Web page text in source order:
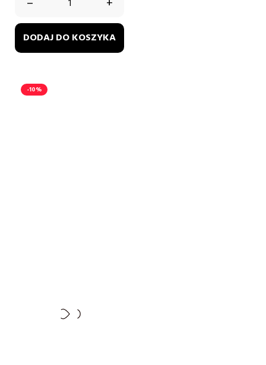
DODAJ DO KOSZYKA
-10%